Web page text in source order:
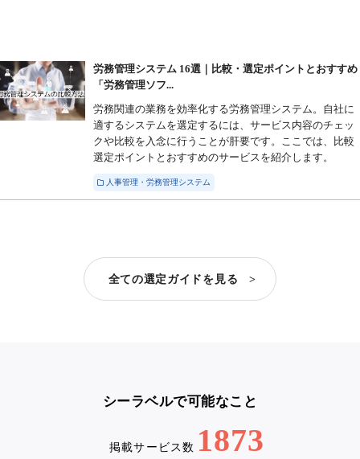
労務管理システム 16選｜比較・選定ポイントとおすすめ
「労務管理ソフ...
労務関連の業務を効率化する労務管理システム。自社に
適するシステムを選定するには、サービス内容のチェッ
クや比較を入念に行うことが肝要です。ここでは、比較
選定ポイントとおすすめのサービスを紹介します。
人事管理・労務管理システム
全ての選定ガイドを見る >
シーラベルで可能なこと
掲載サービス数 1873